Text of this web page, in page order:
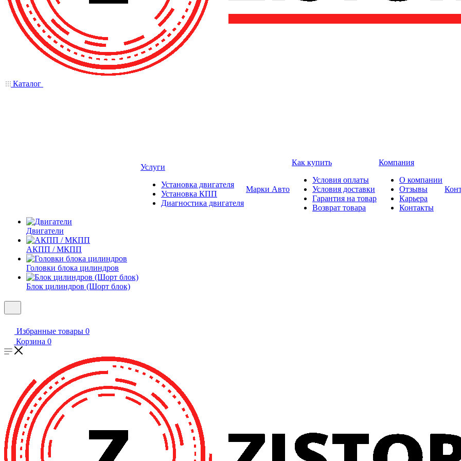
Каталог
Двигатели
АКПП / МКПП
Головки блока цилиндров
Блок цилиндров (Шорт блок)
Услуги
Установка двигателя
Установка КПП
Диагностика двигателя
Марки Авто
Как купить
Условия оплаты
Условия доставки
Гарантия на товар
Возврат товара
Компания
О компании
Отзывы
Карьера
Контакты
Избранные товары 0
Корзина 0